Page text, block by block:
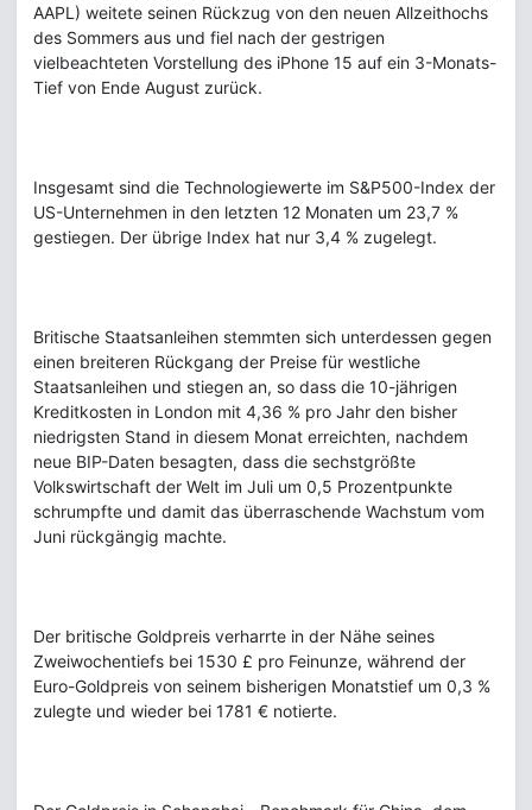
AAPL) weitete seinen Rückzug von den neuen Allzeithochs
des Sommers aus und fiel nach der gestrigen
vielbeachteten Vorstellung des iPhone 15 auf ein 3-Monats-
Tief von Ende August zurück.
Insgesamt sind die Technologiewerte im S&P500-Index der
US-Unternehmen in den letzten 12 Monaten um 23,7 %
gestiegen. Der übrige Index hat nur 3,4 % zugelegt.
Britische Staatsanleihen stemmten sich unterdessen gegen
einen breiteren Rückgang der Preise für westliche
Staatsanleihen und stiegen an, so dass die 10-jährigen
Kreditkosten in London mit 4,36 % pro Jahr den bisher
niedrigsten Stand in diesem Monat erreichten, nachdem
neue BIP-Daten besagten, dass die sechstgrößte
Volkswirtschaft der Welt im Juli um 0,5 Prozentpunkte
schrumpfte und damit das überraschende Wachstum vom
Juni rückgängig machte.
Der britische Goldpreis verharrte in der Nähe seines
Zweiwochentiefs bei 1530 £ pro Feinunze, während der
Euro-Goldpreis von seinem bisherigen Monatstief um 0,3 %
zulegte und wieder bei 1781 € notierte.